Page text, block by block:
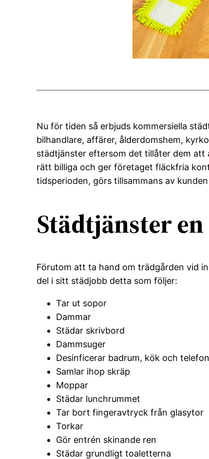
Nu för tiden så erbjuds kommersiella
bilhandlare, affärer, ålderdomshem,
städtjänster eftersom det tillåter dem att
rätt billiga och ger företaget fläckfria
tidsperioden, görs tillsammans av
Städtjänster
Förutom att ta hand om trädgården vid
del i sitt städjobb detta som följer:
Tar ut sopor
Dammar
Städar skrivbord
Dammsuger
Desinficerar badrum, kök och
Samlar ihop skräp
Moppar
Städar lunchrummet
Tar bort fingeravtryck från glasytor
Torkar
Gör entrén skinande ren
Städar grundligt toaletterna